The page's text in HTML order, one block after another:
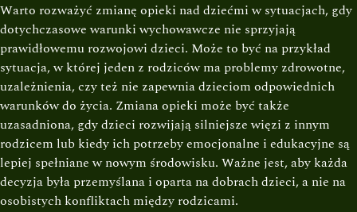
Warto rozważyć zmianę opieki nad dziećmi w sytuacjach, gdy
dotychczasowe warunki wychowawcze nie sprzyjają
prawidłowemu rozwojowi dzieci. Może to być na przykład
sytuacja, w której jeden z rodziców ma problemy zdrowotne,
uzależnienia, czy też nie zapewnia dzieciom odpowiednich
warunków do życia. Zmiana opieki może być także
uzasadniona, gdy dzieci rozwijają silniejsze więzi z innym
rodzicem lub kiedy ich potrzeby emocjonalne i edukacyjne są
lepiej spełniane w nowym środowisku. Ważne jest, aby każda
decyzja była przemyślana i oparta na dobrach dzieci, a nie na
osobistych konfliktach między rodzicami.